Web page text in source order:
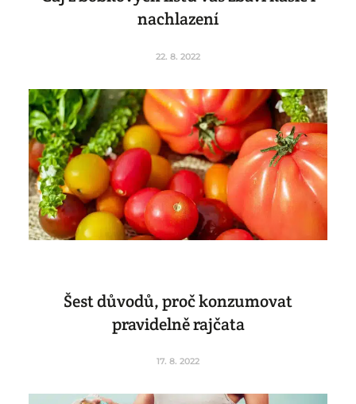
nachlazení
22. 8. 2022
Šest důvodů, proč konzumovat
pravidelně rajčata
17. 8. 2022